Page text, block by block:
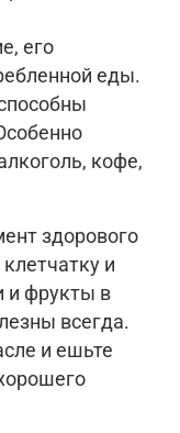
его
еды.
кофе,
здорового
и
и фрукты в
всегда.
и ешьте